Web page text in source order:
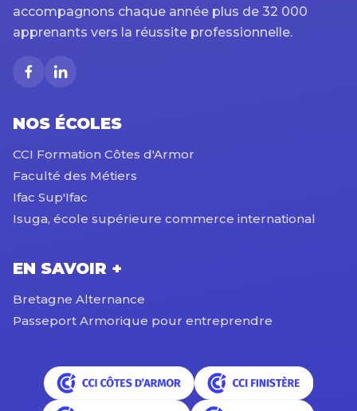
accompagnons chaque année plus de 32 000
apprenants vers la réussite professionnelle.
NOS ÉCOLES
CCI Formation Côtes d'Armor
Faculté des Métiers
Ifac Sup'Ifac
Isuga, école supérieure commerce international
EN SAVOIR +
Bretagne Alternance
Passeport Armorique pour entreprendre